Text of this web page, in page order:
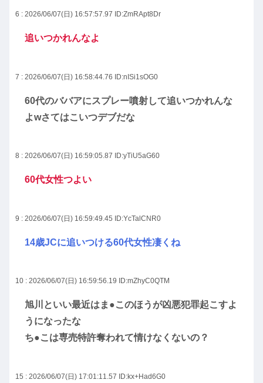
6 : 2026/06/07(日) 16:57:57.97 ID:ZmRApt8Dr
追いつかれんなよ
7 : 2026/06/07(日) 16:58:44.76 ID:nISi1sOG0
60代のババアにスプレー噴射して追いつかれんな
よwさてはこいつデブだな
8 : 2026/06/07(日) 16:59:05.87 ID:yTiU5aG60
60代女性つよい
9 : 2026/06/07(日) 16:59:49.45 ID:YcTalCNR0
14歳JCに追いつける60代女性凄くね
10 : 2026/06/07(日) 16:59:56.19 ID:mZhyC0QTM
旭川といい最近はま●このほうが凶悪犯罪起こすよ
うになったな
ち●こは専売特許奪われて情けなくないの？
15 : 2026/06/07(日) 17:01:11.57 ID:kx+Had6G0